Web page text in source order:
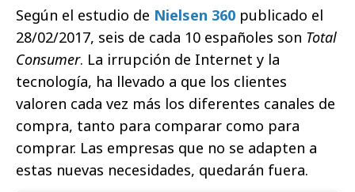
Según el estudio de Nielsen 360 publicado el
28/02/2017, seis de cada 10 españoles son Total
Consumer. La irrupción de Internet y la
tecnología, ha llevado a que los clientes
valoren cada vez más los diferentes canales de
compra, tanto para comparar como para
comprar. Las empresas que no se adapten a
estas nuevas necesidades, quedarán fuera.